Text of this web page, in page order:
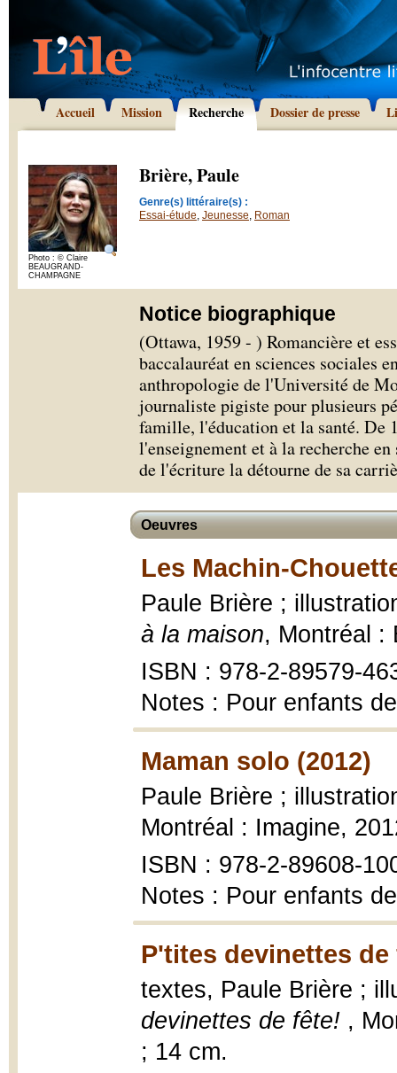
Accueil Mission Recherche Dossier de presse
Photo : © Claire
BEAUGRAND-
CHAMPAGNE
Brière, Paule
Genre(s) littéraire(s) :
Essai-étude, Jeunesse, Roman
Notice biographique
(Ottawa, 1959 - ) Romancière et
baccalauréat en sciences sociales
anthropologie de l'Université de
journaliste pigiste pour plusieurs
famille, l'éducation et la santé. De
l'enseignement et à la recherche
de l'écriture la détourne de sa
Oeuvres
Les Machin-
Paule Brière ;
à la maison, Montréal :
ISBN : 978-2-89579-
Notes : Pour enfants
Maman solo (2012)
Paule Brière ;
Montréal : Imagine,
ISBN : 978-2-89608-
Notes : Pour enfants
P'tites devinettes de
textes, Paule Brière ;
devinettes de fête! ,
; 14 cm.